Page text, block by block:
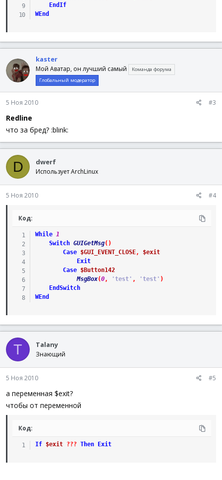
EndIf
WEnd
kaster
Мой Аватар, он лучший самый
Команда форума
Глобальный модератор
5 Ноя 2010 #3
Redline
что за бред? :blink:
D dwerf
Использует ArchLinux
5 Ноя 2010 #4
Код:
While 1
Switch GUIGetMsg( )
Case
$GUI_EVENT_CLOSE,
$exit
Exit
Case
$Button142
MsgBox(0, 'test' , 'test' )
EndSwitch
WEnd
T Talany
Знающий
5 Ноя 2010 #5
а переменная $exit?
чтобы от переменной
Код:
If $exit ??? Then Exit